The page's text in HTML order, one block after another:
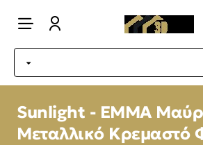
Sunlight - EMMA
Μεταλλικό Κρεμαστό